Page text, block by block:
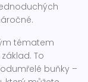
tématem
To
buňky –